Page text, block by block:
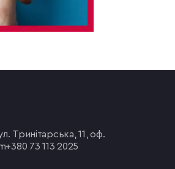
Тринітарська, 11, оф.
+380 73 113 2025